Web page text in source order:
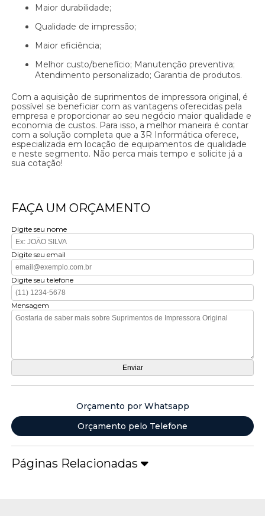
Maior durabilidade;
Qualidade de impressão;
Maior eficiência;
Melhor custo/benefício; Manutenção preventiva;
Atendimento personalizado; Garantia de produtos.
Com a aquisição de suprimentos de impressora original, é
possível se beneficiar com as vantagens oferecidas pela
empresa e proporcionar ao seu negócio maior qualidade e
economia de custos. Para isso, a melhor maneira é contar
com a solução completa que a 3R Informática oferece,
especializada em locação de equipamentos de qualidade
e neste segmento. Não perca mais tempo e solicite já a
sua cotação!
FAÇA UM ORÇAMENTO
Digite seu nome
Digite seu email
Digite seu telefone
Mensagem
Orçamento por Whatsapp
Orçamento pelo Telefone
Páginas Relacionadas